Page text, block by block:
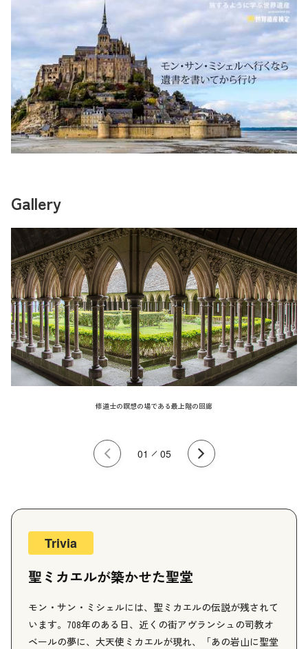
Gallery
修道士の瞑想の場である最上階の回廊
Previous
01 05 Next
Trivia
聖ミカエルが築かせた聖堂
モン・サン・ミシェルには、聖ミカエルの伝説が残されて
います。708年のある日、近くの街アヴランシュの司教オ
ベールの夢に、大天使ミカエルが現れ、「あの岩山に聖堂